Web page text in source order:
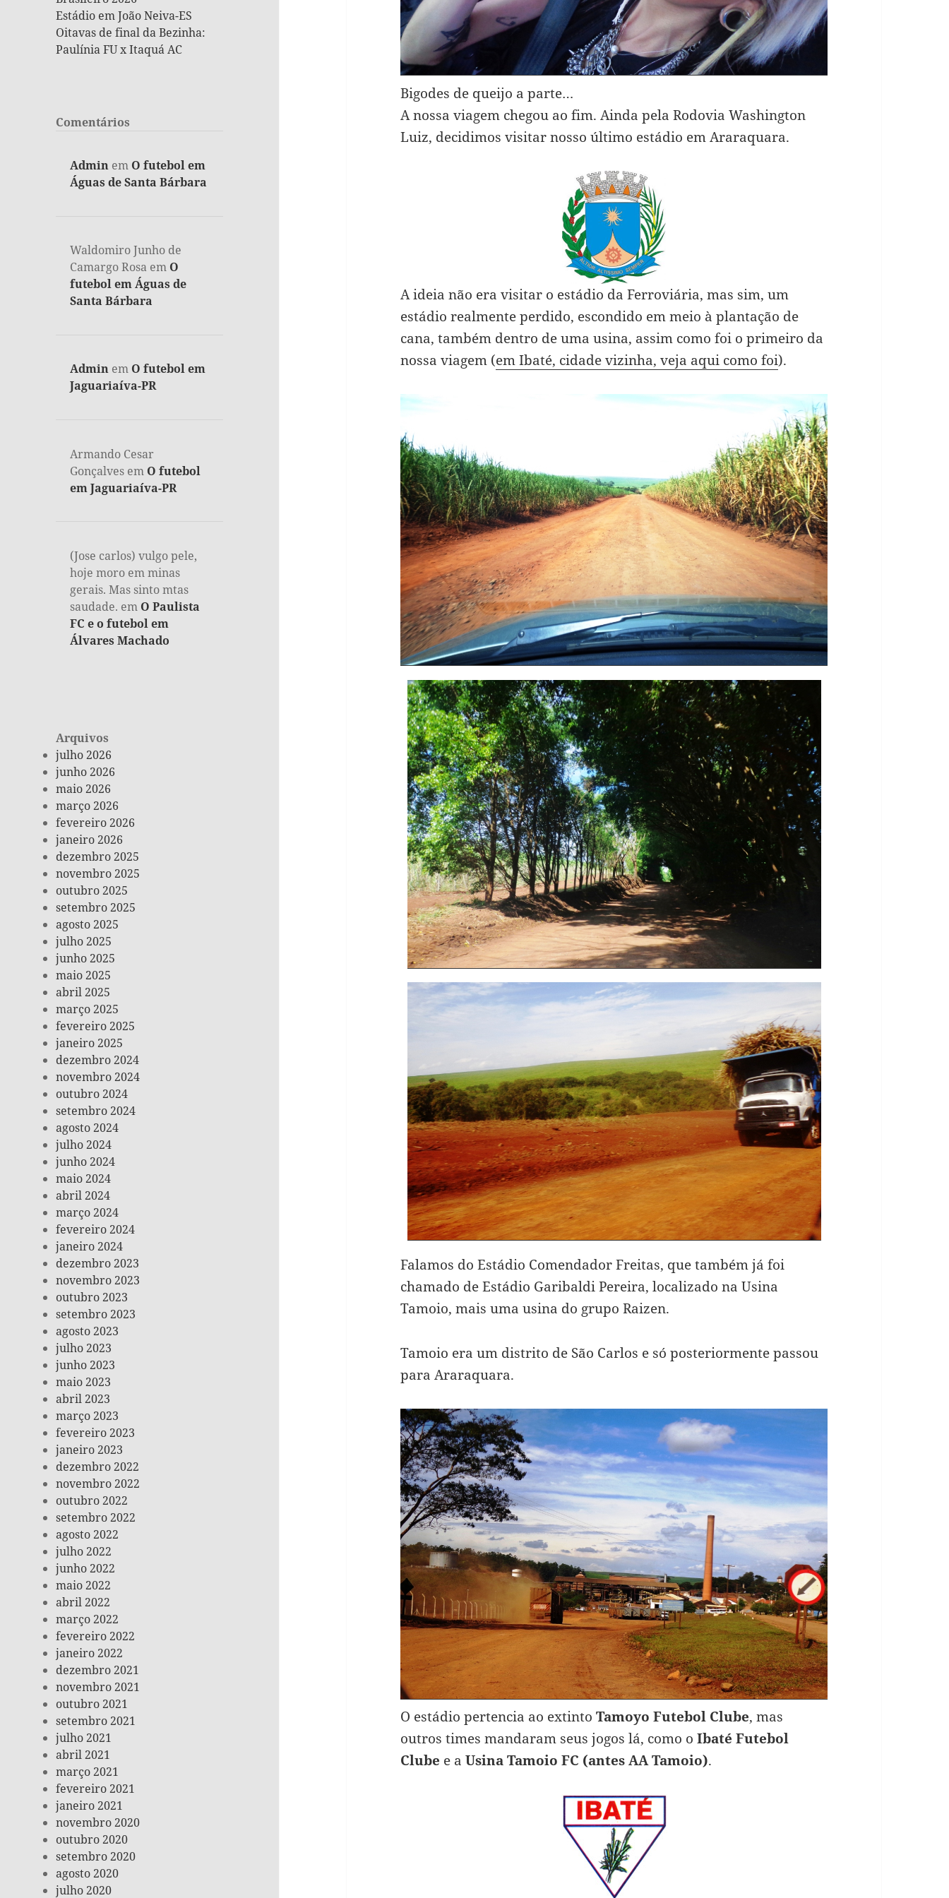
Estádio em João Neiva-ES
Oitavas de final da Bezinha:
Paulínia FU x Itaquá AC
Comentários
Admin em O futebol em
Águas de Santa Bárbara
Waldomiro Junho de
Camargo Rosa em O
futebol em Águas de
Santa Bárbara
Admin em O futebol em
Jaguariaíva-PR
Armando Cesar
Gonçalves em O futebol
em Jaguariaíva-PR
(Jose carlos) vulgo pele,
hoje moro em minas
gerais. Mas sinto mtas
saudade. em O Paulista
FC e o futebol em
Álvares Machado
Arquivos
julho 2026
junho 2026
maio 2026
março 2026
fevereiro 2026
janeiro 2026
dezembro 2025
novembro 2025
outubro 2025
setembro 2025
agosto 2025
julho 2025
junho 2025
maio 2025
abril 2025
março 2025
fevereiro 2025
janeiro 2025
dezembro 2024
novembro 2024
outubro 2024
setembro 2024
agosto 2024
julho 2024
junho 2024
maio 2024
abril 2024
março 2024
fevereiro 2024
janeiro 2024
dezembro 2023
novembro 2023
outubro 2023
setembro 2023
agosto 2023
julho 2023
junho 2023
maio 2023
abril 2023
março 2023
fevereiro 2023
janeiro 2023
dezembro 2022
novembro 2022
outubro 2022
setembro 2022
agosto 2022
julho 2022
junho 2022
maio 2022
abril 2022
março 2022
fevereiro 2022
janeiro 2022
dezembro 2021
novembro 2021
outubro 2021
setembro 2021
julho 2021
abril 2021
março 2021
fevereiro 2021
janeiro 2021
novembro 2020
outubro 2020
setembro 2020
agosto 2020
julho 2020
Bigodes de queijo a parte…
A nossa viagem chegou ao fim. Ainda pela Rodovia Washington
Luiz, decidimos visitar nosso último estádio em Araraquara.
A ideia não era visitar o estádio da Ferroviária, mas sim, um
estádio realmente perdido, escondido em meio à plantação de
cana, também dentro de uma usina, assim como foi o primeiro da
nossa viagem (em Ibaté, cidade vizinha, veja aqui como foi).
Falamos do Estádio Comendador Freitas, que também já foi
chamado de Estádio Garibaldi Pereira, localizado na Usina
Tamoio, mais uma usina do grupo Raizen.
Tamoio era um distrito de São Carlos e só posteriormente passou
para Araraquara.
O estádio pertencia ao extinto Tamoyo Futebol Clube, mas
outros times mandaram seus jogos lá, como o Ibaté Futebol
Clube e a Usina Tamoio FC (antes AA Tamoio).